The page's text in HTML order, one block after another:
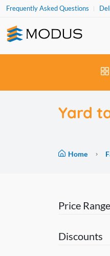
Frequently Asked Questions
Yard
Home
Price Range
Discounts